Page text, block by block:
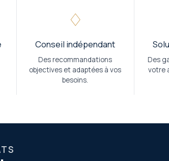
♢
Conseil indépendant
Des recommandations
objectives et adaptées à vos
besoins.
Des
votre